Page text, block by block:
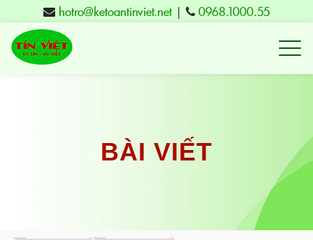
hotro@ketoantinviet.net| 0968.1000.55
Kế
Phú
Yên
tạo
BÀI VIẾT